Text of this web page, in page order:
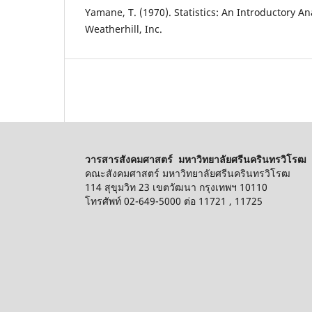
Yamane, T. (1970). Statistics: An Introductory
Weatherhill, Inc.
วารสารสังคมศาสตร์ มหาวิทยาลัยศรีนครินทรวิโรฒ
คณะสังคมศาสตร์ มหาวิทยาลัยศรีนครินทรวิโรฒ
114 สุขุมวิท 23 เขตวัฒนา กรุงเทพฯ 10110
โทรศัพท์ 02-649-5000 ต่อ 11721 , 11725